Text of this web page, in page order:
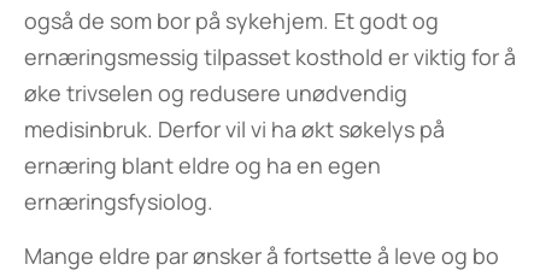
også de som bor på sykehjem. Et godt og
ernæringsmessig tilpasset kosthold er viktig for å
øke trivselen og redusere unødvendig
medisinbruk. Derfor vil vi ha økt søkelys på
ernæring blant eldre og ha en egen
ernæringsfysiolog.
Mange eldre par ønsker å fortsette å leve og bo